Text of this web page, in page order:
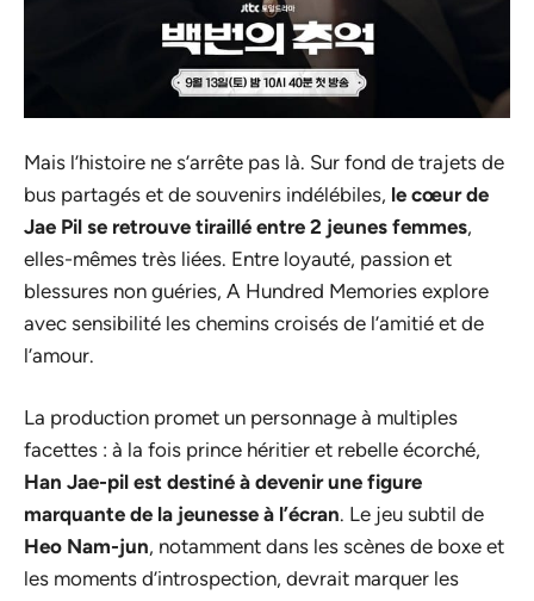
Mais l’histoire ne s’arrête pas là. Sur fond de trajets de
bus partagés et de souvenirs indélébiles, le cœur de
Jae Pil se retrouve tiraillé entre 2 jeunes femmes,
elles-mêmes très liées. Entre loyauté, passion et
blessures non guéries, A Hundred Memories explore
avec sensibilité les chemins croisés de l’amitié et de
l’amour.
La production promet un personnage à multiples
facettes : à la fois prince héritier et rebelle écorché,
Han Jae-pil est destiné à devenir une figure
marquante de la jeunesse à l’écran. Le jeu subtil de
Heo Nam-jun, notamment dans les scènes de boxe et
les moments d’introspection, devrait marquer les